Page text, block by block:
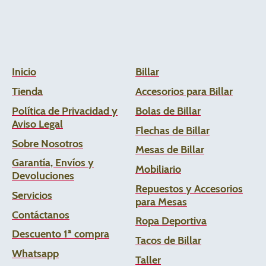
Inicio
Tienda
Política de Privacidad y
Aviso Legal
Sobre Nosotros
Garantía, Envíos y
Devoluciones
Servicios
Contáctanos
Descuento 1ª compra
Whatsapp
Billar
Accesorios para Billar
Bolas de Billar
Flechas de Billar
Mesas de Billar
Mobiliario
Repuestos y Accesorios
para Mesas
Ropa Deportiva
Tacos de Billar
Taller